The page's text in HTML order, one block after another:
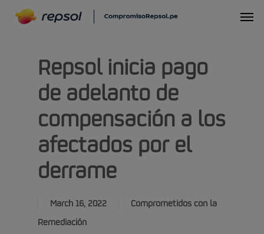
Menu
Repsol inicia pago
de adelanto de
compensación a los
afectados por el
derrame
March 16, 2022
Comprometidos con la
Remediación